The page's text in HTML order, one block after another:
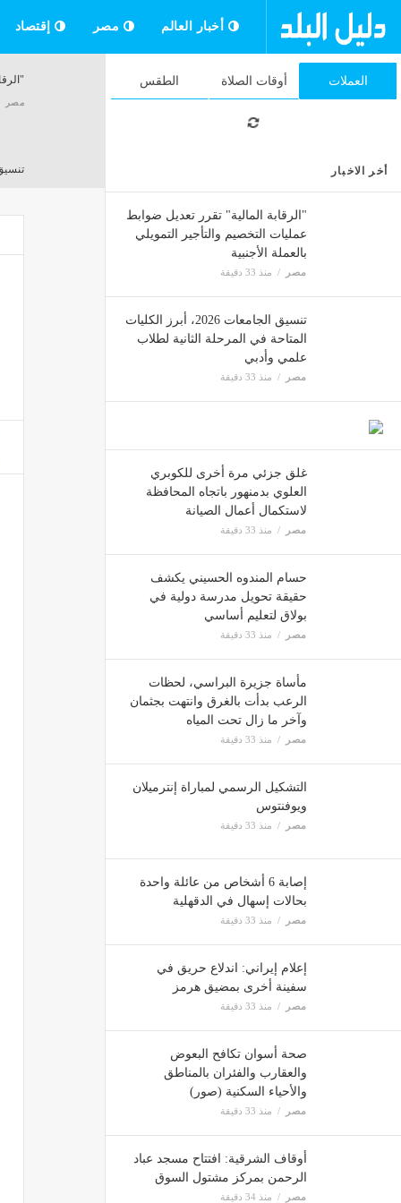
أخبار العالم مصر إقتصاد
العملات أوقات الصلاة الطقس
أخر الاخبار
"الرقابة المالية" تقرر تعديل ضوابط
عمليات التخصيم والتأجير التمويلي
بالعملة الأجنبية
مصر منذ 33 دقيقة
تنسيق الجامعات 2026، أبرز الكليات
المتاحة في المرحلة الثانية لطلاب
علمي وأدبي
مصر منذ 33 دقيقة
غلق جزئي مرة أخرى للكوبري
العلوي بدمنهور باتجاه المحافظة
لاستكمال أعمال الصيانة
مصر منذ 33 دقيقة
حسام المندوه الحسيني يكشف
حقيقة تحويل مدرسة دولية في
بولاق لتعليم أساسي
مصر منذ 33 دقيقة
مأساة جزيرة البراسي، لحظات
الرعب بدأت بالغرق وانتهت بجثمان
وآخر ما زال تحت المياه
مصر منذ 33 دقيقة
التشكيل الرسمي لمباراة إنترميلان
ويوفنتوس
مصر منذ 33 دقيقة
إصابة 6 أشخاص من عائلة واحدة
بحالات إسهال في الدقهلية
مصر منذ 33 دقيقة
إعلام إيراني: اندلاع حريق في
سفينة أخرى بمضيق هرمز
مصر منذ 33 دقيقة
صحة أسوان تكافح البعوض
والعقارب والفئران بالمناطق
والأحياء السكنية (صور)
مصر منذ 33 دقيقة
أوقاف الشرقية: افتتاح مسجد عباد
الرحمن بمركز مشتول السوق
مصر منذ 34 دقيقة
مصر
تنسيق الجامعات 2026،
غلق